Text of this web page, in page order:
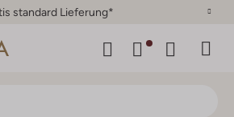
standard Lieferung*